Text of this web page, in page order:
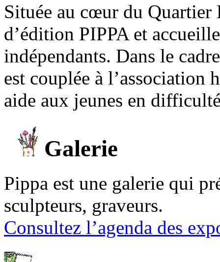
Située au cœur du Quartier
d’édition PIPPA et
indépendants. Dans le
est couplée à l’association
aide aux jeunes en
Galerie
Pippa est une galerie qui
sculpteurs, graveurs.
Consultez l’agenda des